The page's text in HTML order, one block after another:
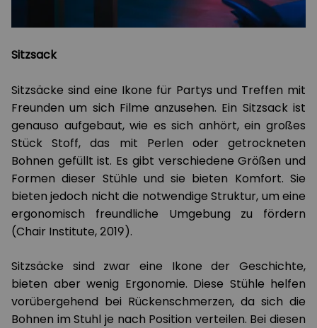
Sitzsack
Sitzsäcke sind eine Ikone für Partys und Treffen mit
Freunden um sich Filme anzusehen. Ein Sitzsack ist
genauso aufgebaut, wie es sich anhört, ein großes
Stück Stoff, das mit Perlen oder getrockneten
Bohnen gefüllt ist. Es gibt verschiedene Größen und
Formen dieser Stühle und sie bieten Komfort. Sie
bieten jedoch nicht die notwendige Struktur, um eine
ergonomisch freundliche Umgebung zu fördern
(Chair Institute, 2019).
Sitzsäcke sind zwar eine Ikone der Geschichte,
bieten aber wenig Ergonomie. Diese Stühle helfen
vorübergehend bei Rückenschmerzen, da sich die
Bohnen im Stuhl je nach Position verteilen. Bei diesen